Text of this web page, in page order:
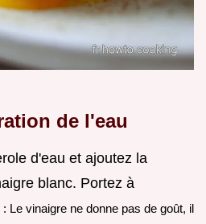
de l'eau
d'eau et ajoutez la
blanc. Portez à
: Le vinaigre ne donne pas de goût, il